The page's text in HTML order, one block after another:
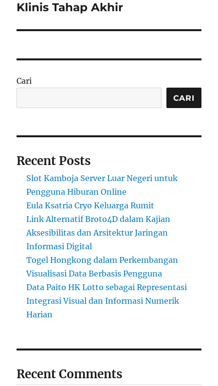
Klinis Tahap Akhir
Cari
CARI
Recent Posts
Slot Kamboja Server Luar Negeri untuk
Pengguna Hiburan Online
Eula Ksatria Cryo Keluarga Rumit
Link Alternatif Broto4D dalam Kajian
Aksesibilitas dan Arsitektur Jaringan
Informasi Digital
Togel Hongkong dalam Perkembangan
Visualisasi Data Berbasis Pengguna
Data Paito HK Lotto sebagai Representasi
Integrasi Visual dan Informasi Numerik
Harian
Recent Comments